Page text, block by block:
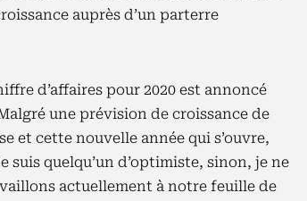
auprès d’un parterre
d’affaires pour 2020 est annoncé
une prévision de croissance de
et cette nouvelle année qui s’ouvre,
suis quelqu’un d’optimiste, sinon, je ne
actuellement à notre feuille de